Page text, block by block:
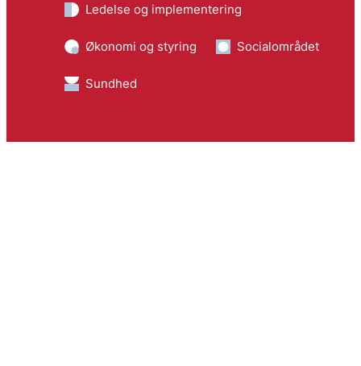
Ledelse og implementering
Økonomi og styring Socialområdet
Sundhed